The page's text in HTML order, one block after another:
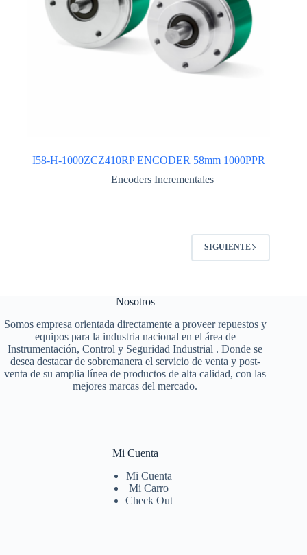
I58-H-1000ZCZ410RP ENCODER 58mm 1000PPR
Encoders Incrementales
SIGUIENTE
Nosotros
Somos empresa orientada directamente a proveer repuestos y
equipos para la industria nacional en el área de
Instrumentación, Control y Seguridad Industrial . Donde se
desea destacar de sobremanera el servicio de venta y post-
venta de su amplia línea de productos de alta calidad, con las
mejores marcas del mercado.
Mi Cuenta
Mi Cuenta
Mi Carro
Check Out